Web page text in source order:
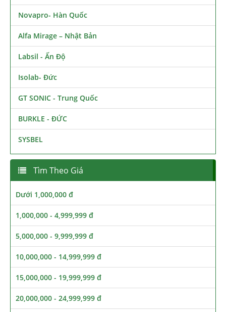
Novapro- Hàn Quốc
Alfa Mirage – Nhật Bản
Labsil - Ấn Độ
Isolab- Đức
GT SONIC - Trung Quốc
BURKLE - ĐỨC
SYSBEL
Tìm Theo Giá
Dưới 1,000,000 đ
1,000,000 - 4,999,999 đ
5,000,000 - 9,999,999 đ
10,000,000 - 14,999,999 đ
15,000,000 - 19,999,999 đ
20,000,000 - 24,999,999 đ